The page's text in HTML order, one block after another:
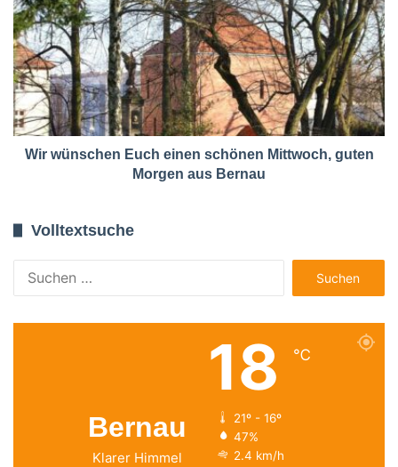
Wir wünschen Euch einen schönen Mittwoch, guten
Morgen aus Bernau
Volltextsuche
nach:
Bernau
Klarer Himmel
18 ℃
21º - 16º
47%
2.4 km/h